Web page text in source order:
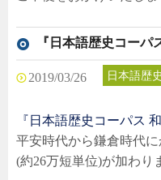
『日本語歴史コーパ
2019/03/26 日本語歴
『日本語歴史コーパス
平安時代から鎌倉時代
(約26万短単位)が加わり